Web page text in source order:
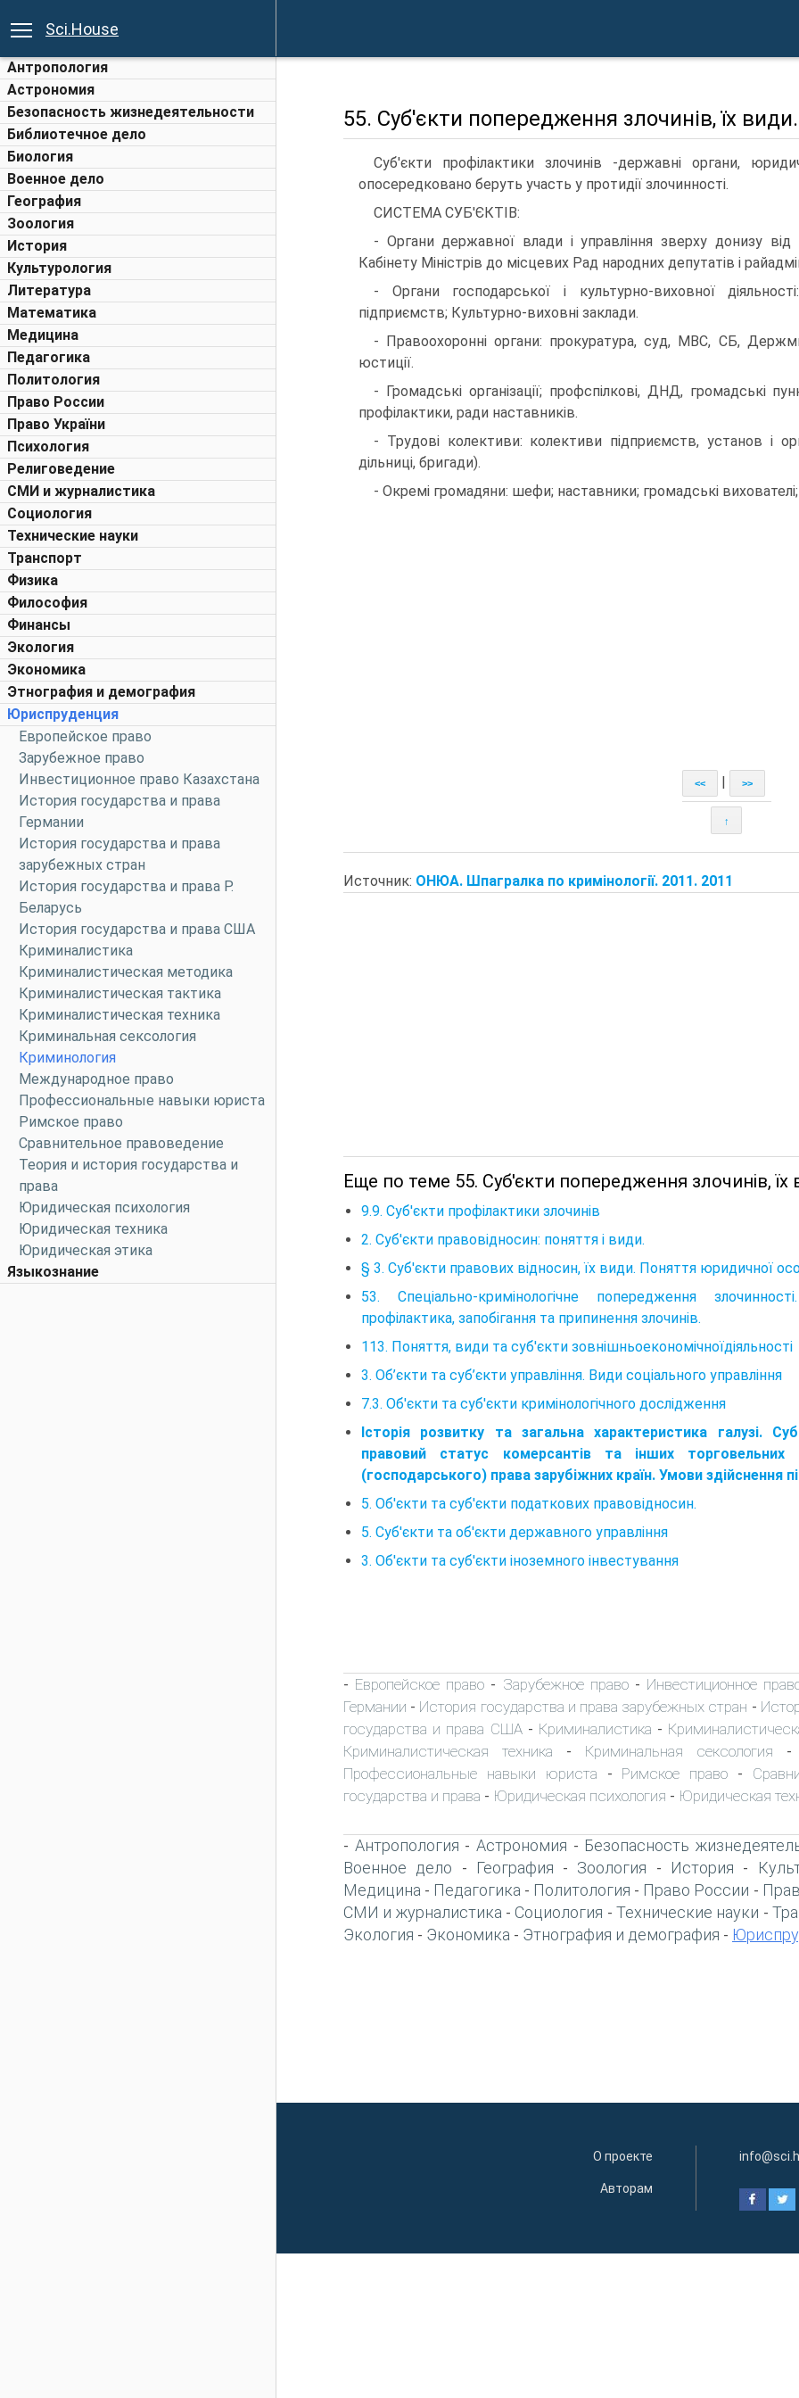
Sci.House
Антропология
Астрономия
Безопасность жизнедеятельности
Библиотечное дело
Биология
Военное дело
География
Зоология
История
Культурология
Литература
Математика
Медицина
Педагогика
Политология
Право России
Право України
Психология
Религоведение
СМИ и журналистика
Социология
Технические науки
Транспорт
Физика
Философия
Финансы
Экология
Экономика
Этнография и демография
Юриспруденция
Европейское право
Зарубежное право
Инвестиционное право Казахстана
История государства и права
Германии
История государства и права
зарубежных стран
История государства и права Р.
Беларусь
История государства и права США
Криминалистика
Криминалистическая методика
Криминалистическая тактика
Криминалистическая техника
Криминальная сексология
Криминология
Международное право
Профессиональные навыки юриста
Римское право
Сравнительное правоведение
Теория и история государства и
права
Юридическая психология
Юридическая техника
Юридическая этика
Языкознание
55. Суб'єкти попередження злочинів, їх види.
Суб'єкти профілактики злочинів -державні органи,
опосередковано беруть участь у протидії злочинності.
СИСТЕМА СУБ'ЄКТІВ:
- Органи державної влади і управління зверху донизу від
Кабінету Міністрів до місцевих Рад народних депутатів і
- Органи господарської і культурно-виховної
підприємств; Культурно-виховні заклади.
- Правоохоронні органи: прокуратура, суд, МВС, СБ,
юстиції.
- Громадські організації; профспілкові, ДНД, громадські
профілактики, ради наставників.
- Трудові колективи: колективи підприємств, установ і
дільниці, бригади).
- Окремі громадяни: шефи; наставники; громадські
<< >>
↑
Источник: ОНЮА. Шпагралка по кримінології. 2011. 2011
Еще по теме 55. Суб'єкти попередження злочинів, їх
9.9. Суб'єкти профілактики злочинів
2. Суб'єкти правовідносин: поняття і види.
§ 3. Суб'єкти правових відносин, їх види. Поняття юридичної
53. Спеціально-кримінологічне попередження
профілактика, запобігання та припинення злочинів.
113. Поняття, види та суб'єкти зовнішньоекономічноїдіяльності
3. Об’єкти та суб’єкти управління. Види соціального управління
7.3. Об'єкти та суб'єкти кримінологічного дослідження
Історія розвитку та загальна характеристика галузі.
правовий статус комерсантів та інших торговельних
(господарського) права зарубіжних країн. Умови здійснення
5. Об'єкти та суб'єкти податкових правовідносин.
5. Суб'єкти та об'єкти державного управління
3. Об'єкти та суб'єкти іноземного інвестування
- Европейское право - Зарубежное право- Инвестиционное
Германии - История государства и права зарубежных стран -
государства и права США- Криминалистика -
Криминалистическая техника - Криминальная сексология -
Профессиональные навыки юриста - Римское право -
государства и права - Юридическая психология - Юридическая
- Антропология -Астрономия - Безопасность
Военное дело - География - Зоология - История -
Медицина - Педагогика - Политология - Право России -
СМИ и журналистика - Социология - Технические науки -
Экология - Экономика - Этнография и демография -
О проекте
Авторам